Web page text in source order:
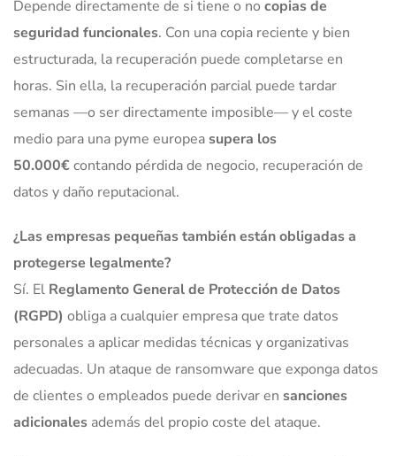
Depende directamente de si tiene o no copias de
seguridad funcionales. Con una copia reciente y bien
estructurada, la recuperación puede completarse en
horas. Sin ella, la recuperación parcial puede tardar
semanas —o ser directamente imposible— y el coste
medio para una pyme europea supera los
50.000€contando pérdida de negocio, recuperación de
datos y daño reputacional.
¿Las empresas pequeñas también están obligadas a
protegerse legalmente?
Sí. El Reglamento General de Protección de Datos
(RGPD) obliga a cualquier empresa que trate datos
personales a aplicar medidas técnicas y organizativas
adecuadas. Un ataque de ransomware que exponga datos
de clientes o empleados puede derivar en sanciones
adicionales además del propio coste del ataque.